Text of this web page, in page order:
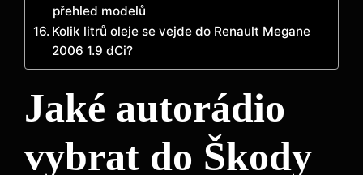
přehled modelů
Kolik litrů oleje se vejde do Renault Megane
2006 1.9 dCi?
Jaké autorádio
vybrat do Škody